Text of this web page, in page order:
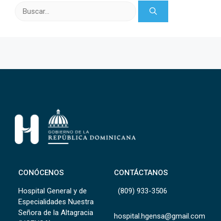
CONÓCENOS
Hospital General y de
Especialidades Nuestra
Señora de la Altagracia
CONTÁCTANOS
(809) 933-3506
hospital.hgensa@gmail.com